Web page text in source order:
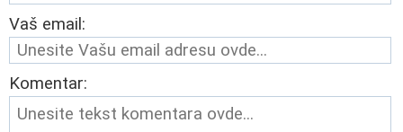
Vaš email:
Komentar: